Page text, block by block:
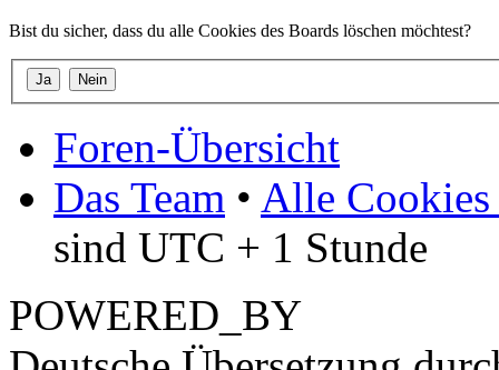
Bist du sicher, dass du alle Cookies des Boards löschen möchtest?
Foren-Übersicht
Das Team • Alle Cookies
sind UTC + 1 Stunde
POWERED_BY